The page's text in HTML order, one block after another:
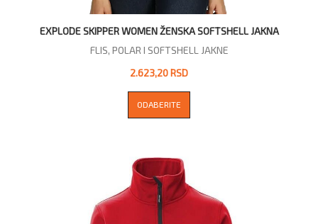
EXPLODE SKIPPER WOMEN ŽENSKA SOFTSHELL JAKNA
FLIS, POLAR I SOFTSHELL JAKNE
2.623,20 RSD
ODABERITE